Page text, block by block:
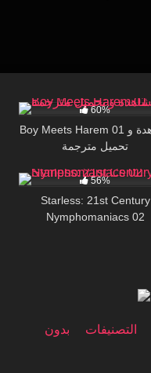
60%
Boy Meets Harem 01 مشاهدة و
تحميل مترجمة
56%
Starless: 21st Century
Nymphomaniacs 02
التصنيفات
بدون